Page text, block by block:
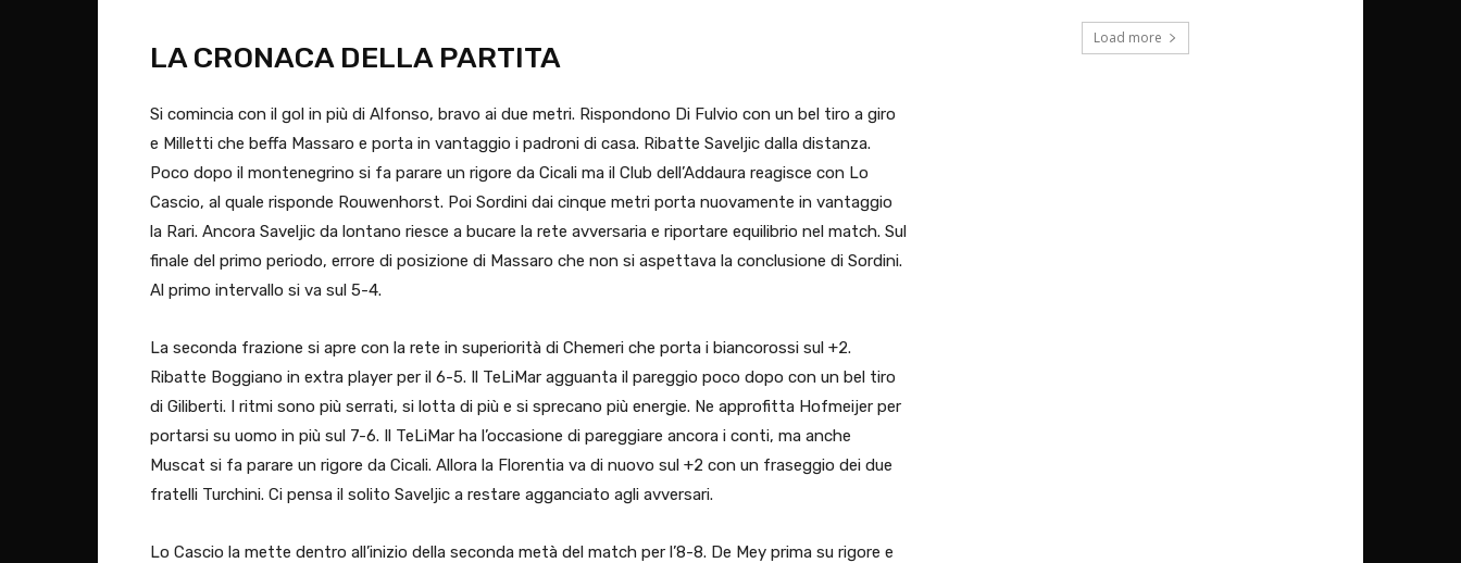
LA CRONACA DELLA PARTITA
Si comincia con il gol in più di Alfonso, bravo ai due metri. Rispondono Di Fulvio con un bel tiro a giro
e Milletti che beffa Massaro e porta in vantaggio i padroni di casa. Ribatte Saveljic dalla distanza.
Poco dopo il montenegrino si fa parare un rigore da Cicali ma il Club dell’Addaura reagisce con Lo
Cascio, al quale risponde Rouwenhorst. Poi Sordini dai cinque metri porta nuovamente in vantaggio
la Rari. Ancora Saveljic da lontano riesce a bucare la rete avversaria e riportare equilibrio nel match. Sul
finale del primo periodo, errore di posizione di Massaro che non si aspettava la conclusione di Sordini.
Al primo intervallo si va sul 5-4.
La seconda frazione si apre con la rete in superiorità di Chemeri che porta i biancorossi sul +2.
Ribatte Boggiano in extra player per il 6-5. Il TeLiMar agguanta il pareggio poco dopo con un bel tiro
di Giliberti. I ritmi sono più serrati, si lotta di più e si sprecano più energie. Ne approfitta Hofmeijer per
portarsi su uomo in più sul 7-6. Il TeLiMar ha l’occasione di pareggiare ancora i conti, ma anche
Muscat si fa parare un rigore da Cicali. Allora la Florentia va di nuovo sul +2 con un fraseggio dei due
fratelli Turchini. Ci pensa il solito Saveljic a restare agganciato agli avversari.
Lo Cascio la mette dentro all’inizio della seconda metà del match per l’8-8. De Mey prima su rigore e
Load more